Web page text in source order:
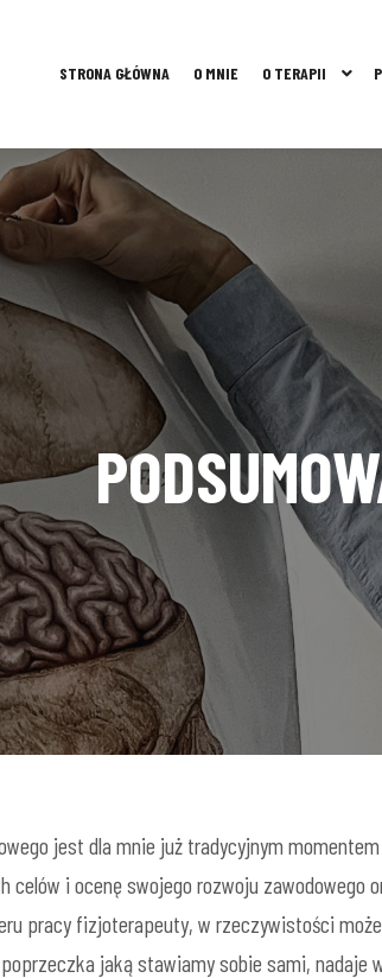
STRONA GŁÓWNA O MNIE O TERAPII
jest dla mnie już tradycyjnym
celów i ocenę swojego rozwoju zawodowego
pracy fizjoterapeuty, w rzeczywistości
jaką stawiamy sobie sami, nadaje